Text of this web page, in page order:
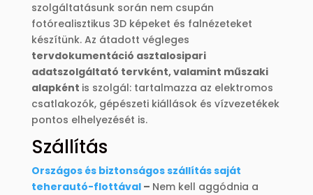
szolgáltatásunk során nem csupán
fotórealisztikus 3D képeket és falnézeteket
készítünk. Az átadott végleges
tervdokumentáció asztalosipari
adatszolgáltató tervként, valamint műszaki
alapként is szolgál: tartalmazza az elektromos
csatlakozók, gépészeti kiállások és vízvezetékek
pontos elhelyezését is.
Szállítás
Országos és biztonságos szállítás saját
teherautó-flottával– Nem kell aggódnia a